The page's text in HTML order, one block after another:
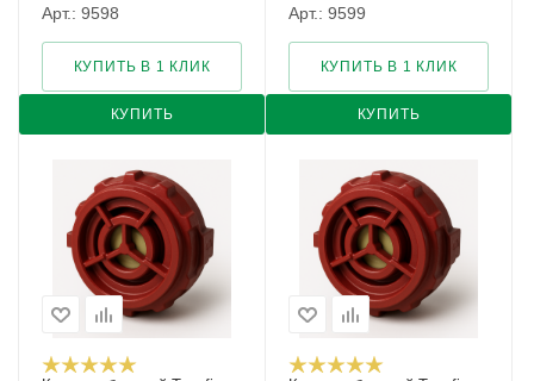
Арт.: 9598
КУПИТЬ
КУПИТЬ В 1 КЛИК
Арт.: 9599
КУПИТЬ
КУПИТЬ В 1 КЛИК